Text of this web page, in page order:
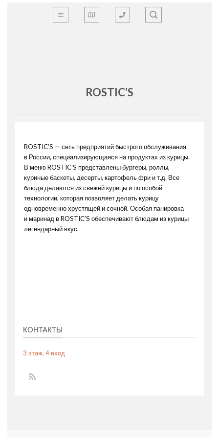
ROSTIC’S
ROSTIC’S — сеть предприятий быстрого обслуживания
в России, специализирующаяся на продуктах из курицы.
В меню ROSTIC’S представлены бургеры, роллы,
куриные баскеты, десерты, картофель фри и т.д. Все
блюда делаются из свежей курицы и по особой
технологии, которая позволяет делать курицу
одновременно хрустящей и сочной. Особая панировка
и маринад в ROSTIC’S обеспечивают блюдам из курицы
легендарный вкус.
КОНТАКТЫ
3 этаж, 4 вход